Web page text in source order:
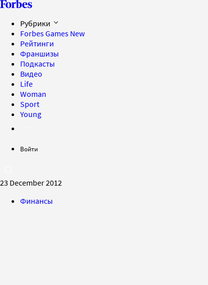
Рубрики
Forbes Games New
Рейтинги
Франшизы
Подкасты
Видео
Life
Woman
Sport
Young
Войти
23 December 2012
Финансы